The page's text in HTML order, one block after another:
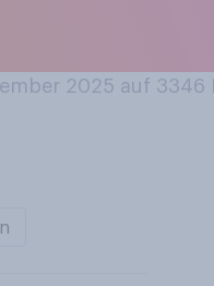
2025 auf 3346